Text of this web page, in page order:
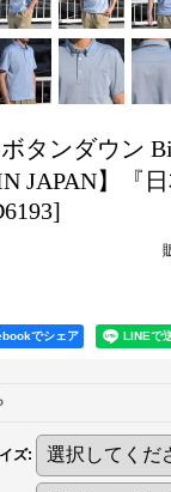
タンダウン
JAPAN】『
でシェア
ズ: